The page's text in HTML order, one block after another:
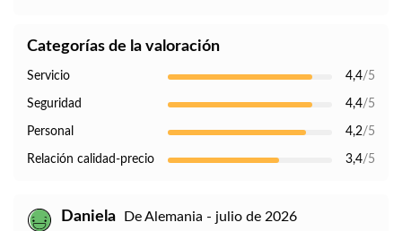
Categorías de la valoración
Servicio 4,4/5
Seguridad 4,4/5
Personal 4,2/5
Relación calidad-precio 3,4/5
Daniela De Alemania - julio de 2026